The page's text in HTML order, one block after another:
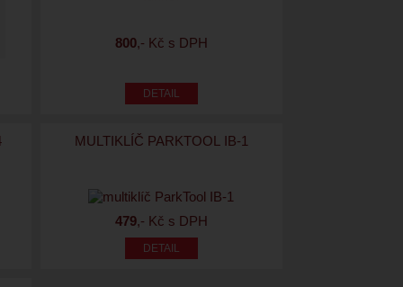
800,- Kč s DPH
MULTIKLÍČ PARKTOOL IB-1
479,- Kč s DPH